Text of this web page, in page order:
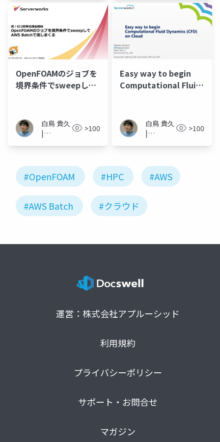
Shiratori
OpenFOAMのジョブを
境界条件でsweepして
白鳥 貴久
|
>100
Easy way to begin
Computational Fluid
白鳥 貴久
|
>100
#OpenFOAM #HPC #AWS
#AWS Batch #クラウド
運営：株式会社アプルーシッド
利用規約
プライバシーポリシー
サポート・お問合せ
マガジン